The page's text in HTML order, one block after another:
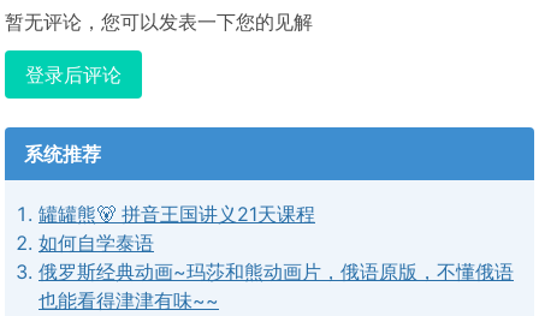
暂无评论，您可以发表一下您的见解
登录后评论
系统推荐
罐罐熊🐻 拼音王国讲义21天课程
如何自学泰语
俄罗斯经典动画~玛莎和熊动画片，俄语原版，不懂俄语
也能看得津津有味~~